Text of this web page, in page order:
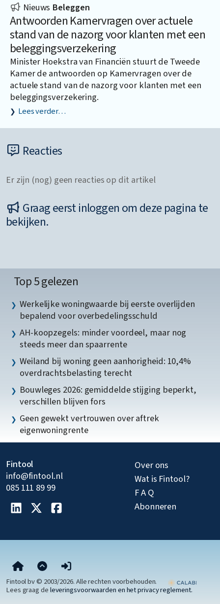
Nieuws Beleggen
Antwoorden Kamervragen over actuele
stand van de nazorg voor klanten met een
beleggingsverzekering
Minister Hoekstra van Financiën stuurt de Tweede
Kamer de antwoorden op Kamervragen over de
actuele stand van de nazorg voor klanten met een
beleggingsverzekering.
Lees verder…
Reacties
Er zijn (nog) geen reacties op dit artikel
Graag eerst inloggen om deze pagina te
bekijken.
Top 5 gelezen
Werkelijke woningwaarde bij eerste overlijden
bepalend voor overbedelingsschuld
AH-koopzegels: minder voordeel, maar nog
steeds meer dan spaarrente
Weiland bij woning geen aanhorigheid: 10,4%
overdrachtsbelasting terecht
Bouwleges 2026: gemiddelde stijging beperkt,
verschillen blijven fors
Geen gewekt vertrouwen over aftrek
eigenwoningrente
Fintool
info@fintool.nl
085 111 89 99
Over ons
Wat is Fintool?
F A Q
Abonneren
Fintool bv © 2003/2026. Alle rechten voorbehouden.
Lees graag deleveringsvoorwaarden en het privacy reglement.